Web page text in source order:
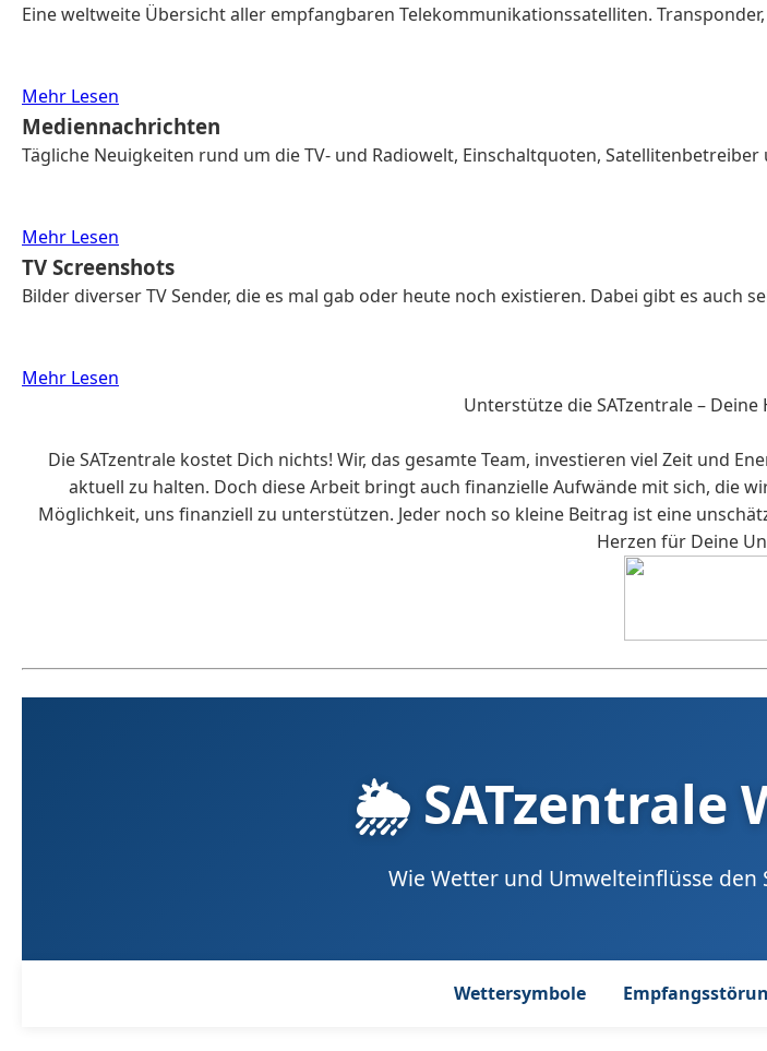
Eine weltweite Übersicht aller empfangbaren Telekommunikationssatelliten.
Mehr Lesen
Mediennachrichten
Tägliche Neuigkeiten rund um die TV- und Radiowelt, Einschaltquoten, Satellitenbetreiber
Mehr Lesen
TV Screenshots
Bilder diverser TV Sender, die es mal gab oder heute noch existieren. Dabei gibt es auch
Mehr Lesen
Unterstütze die SATzentrale –
Die SATzentrale kostet Dich nichts! Wir, das gesamte Team, investieren viel Zeit und
aktuell zu halten. Doch diese Arbeit bringt auch finanzielle Aufwände mit sich, die
Möglichkeit, uns finanziell zu unterstützen. Jeder noch so kleine Beitrag ist eine
Herzen für Deine
🌦 SATzentrale
Wie Wetter und Umwelteinflüsse
Wettersymbole